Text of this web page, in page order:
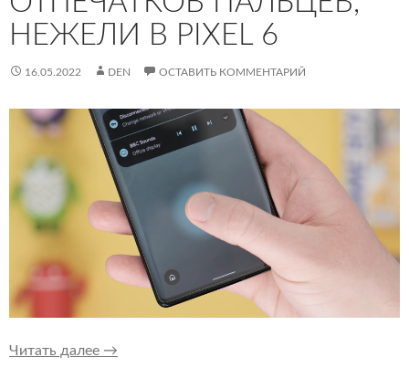
НЕЖЕЛИ В PIXEL 6
16.05.2022 DEN ОСТАВИТЬ КОММЕНТАРИЙ
Читать далее У Pixel 6a будет другой подэкранный
→